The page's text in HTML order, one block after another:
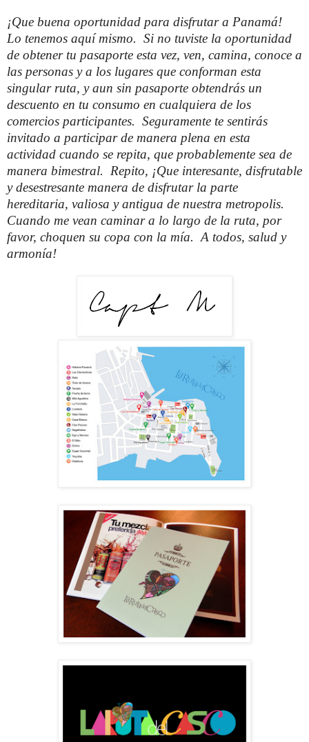
¡Que buena oportunidad para disfrutar a Panamá!
Lo tenemos aquí mismo. Si no tuviste la oportunidad
de obtener tu pasaporte esta vez, ven, camina, conoce a
las personas y a los lugares que conforman esta
singular ruta, y aun sin pasaporte obtendrás un
descuento en tu consumo en cualquiera de los
comercios participantes. Seguramente te sentirás
invitado a participar de manera plena en esta
actividad cuando se repita, que probablemente sea de
manera bimestral. Repito, ¡Que interesante, disfrutable
y desestresante manera de disfrutar la parte
hereditaria, valiosa y antigua de nuestra metropolis.
Cuando me vean caminar a lo largo de la ruta, por
favor, choquen su copa con la mía. A todos, salud y
armonía!